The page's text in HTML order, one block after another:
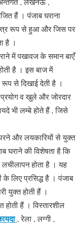
हैं । पंजाब घराना
रूप से हुआ और जिस पर
है ।
में पखावज के समान बाएँ
है । इस बाज में
से दिखाई देती है ।
व खुले और जोरदार
भी लम्बे होते हैं , जिसे
और लयकारियों से युक्त
घराने की विशेषता है कि
होता है । यह
लिए प्रसिद्ध है । पंजाब
युक्त होती हैं ।
होती हैं । विस्तारशील
, रेला , लग्गी ,